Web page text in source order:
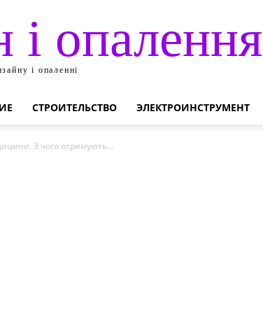
і опалення
і опаленні
СТРОИТЕЛЬСТВО ЭЛЕКТРОИНСТРУМЕНТ
З чого отримують...